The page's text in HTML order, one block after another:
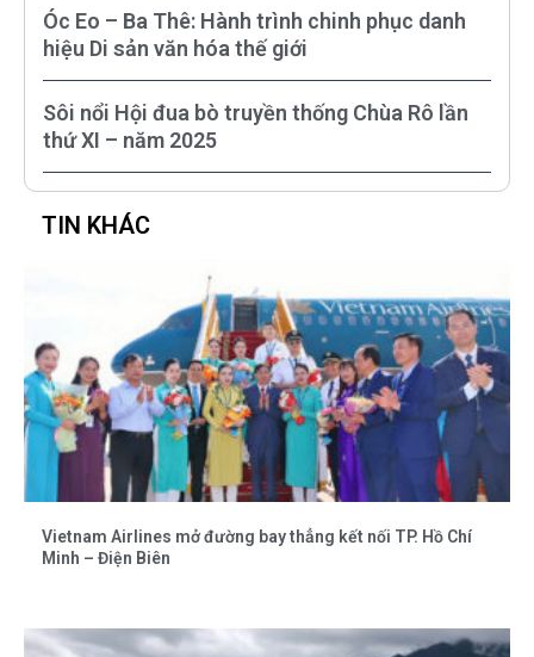
Óc Eo – Ba Thê: Hành trình chinh phục danh
hiệu Di sản văn hóa thế giới
Sôi nổi Hội đua bò truyền thống Chùa Rô lần
thứ XI – năm 2025
TIN KHÁC
Vietnam Airlines mở đường bay thẳng kết nối TP. Hồ Chí
Minh – Điện Biên